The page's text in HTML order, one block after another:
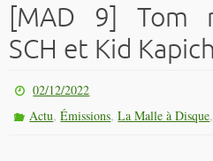
[MAD 9] Tom
SCH et Kid
02/12/2022
Actu,Émissions,La Malle à Disque